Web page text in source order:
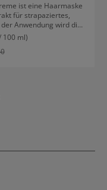
ist eine Haarmaske
für strapaziertes,
Anwendung wird die
gefördert.
Glanz und
Maske bewirkt
auf das noch feuchte
lassen. Danach
100 ml)
Preis: